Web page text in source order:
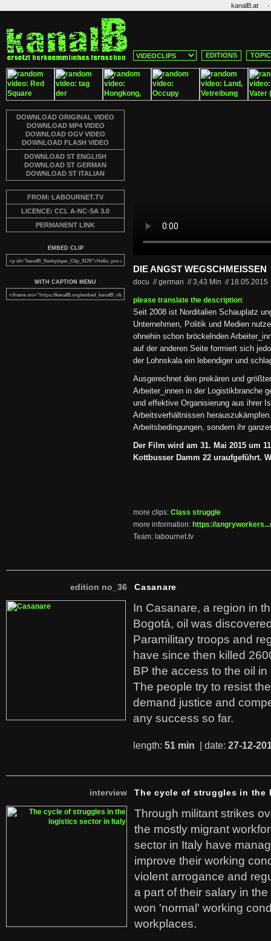
kanalB.at ·
EDITIONS
DOWNLOAD ORIGINAL VIDEO
DOWNLOAD MP4 VIDEO
DOWNLOAD OGV VIDEO
DOWNLOAD FLASH VIDEO
DOWNLOAD ST ENGLISH
DOWNLOAD ST GERMAN
DOWNLOAD ST ITALIAN
FROM: LABOURNET.TV
LICENCE: CCL A-NC-SA 3.0
PERMANENT LINK
EMBED CLIP
WITH CAPTION MENU
DIE ANGST WEGSCHMEISSEN
docu // german //3,43 Min // 18.05.2015
please translate the description:
Seit 2008 ist Norditalien Schauplatz
Unternehmen, Politik und Medien
ohnehin schon bröckelnden
auf der anderen Seite formiert sich
der Lohnskala ein lebendiger und
Ausgerechnet den prekären und
Arbeiter_innen in der Logistikbranche
und effektive Organisierung aus ihrer
Arbeitsverhältnissen
Arbeitsbedingungen, sondern ihr
Der Film wird am 31. Mai 2015 um
Kottbusser Damm 22 uraufgeführt.
more clips: Class struggle
more information: https://
Team: labournet.tv
edition no_36 Casanare
In Casanare, a region in
Bogotá, oil was
Paramilitary troops and
have since then killed
BP the access to the oil in
The people try to resist
demand justice and
any success so far.
length: 51 min | date: 27-12-
interview The cycle of struggles in
Through militant strikes
the mostly migrant
sector in Italy have
improve their working
violent arrogance and
a part of their salary in
won 'normal' working
workplaces.